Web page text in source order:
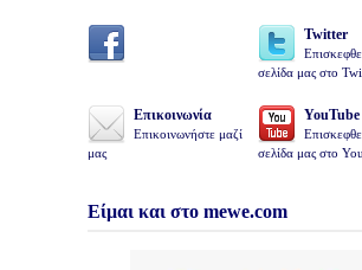
Twitter
σελίδα μας στο
Επικοινωνία
Επικοινωνήστε μαζί
μας
YouTube
σελίδα μας στο
Είμαι και στο mewe.com